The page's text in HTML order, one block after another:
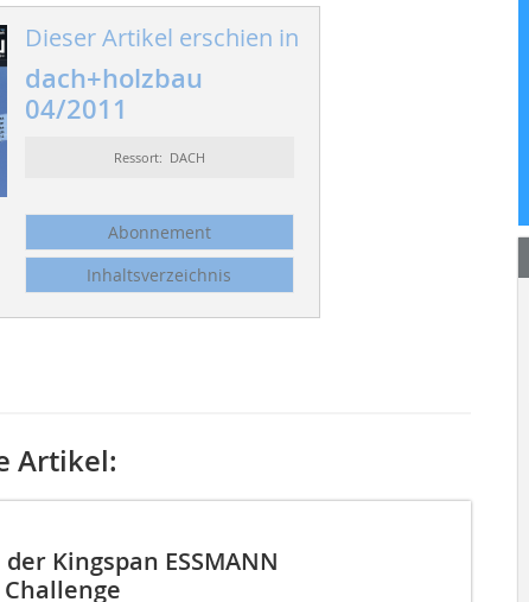
Dieser Artikel erschien in
dach+holzbau
04/2011
Ressort: DACH
Abonnement
Inhaltsverzeichnis
Artikel:
Kingspan ESSMANN